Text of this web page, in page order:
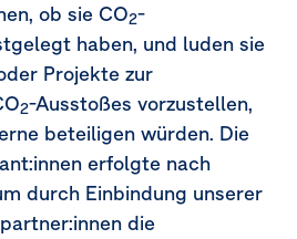
ob sie CO2-
haben, und luden sie
Projekte zur
2-Ausstoßes vorzustellen,
beteiligen würden. Die
erfolgte nach
durch Einbindung unserer
die